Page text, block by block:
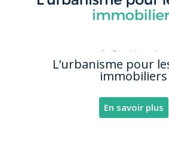
L’urbanisme pour
immobiliers
En savoir plus